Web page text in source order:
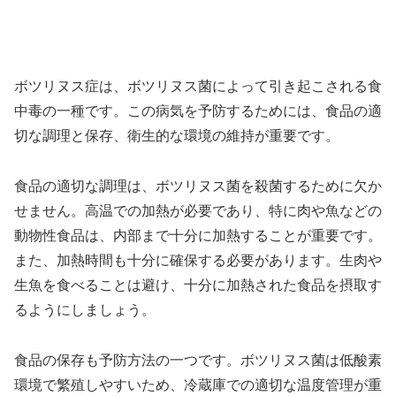
ボツリヌス症は、ボツリヌス菌によって引き起こされる食
中毒の一種です。この病気を予防するためには、食品の適
切な調理と保存、衛生的な環境の維持が重要です。
食品の適切な調理は、ボツリヌス菌を殺菌するために欠か
せません。高温での加熱が必要であり、特に肉や魚などの
動物性食品は、内部まで十分に加熱することが重要です。
また、加熱時間も十分に確保する必要があります。生肉や
生魚を食べることは避け、十分に加熱された食品を摂取す
るようにしましょう。
食品の保存も予防方法の一つです。ボツリヌス菌は低酸素
環境で繁殖しやすいため、冷蔵庫での適切な温度管理が重